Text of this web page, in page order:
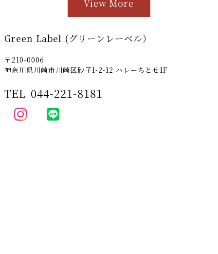
View More
Green Label (グリーンレーベル）
〒210-0006
神奈川県川崎市川崎区砂子1-2-12 ハレーちとせ1F
TEL 044-221-8181